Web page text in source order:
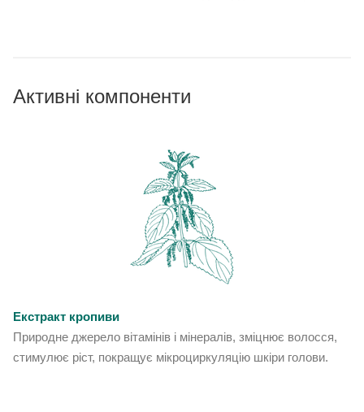
Активні компоненти
Екстракт кропиви
Природне джерело вітамінів і мінералів, зміцнює волосся,
стимулює ріст, покращує мікроциркуляцію шкіри голови.